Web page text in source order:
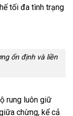
tối đa tình trạng
ổn định và liền
rung luôn giữ
chừng, kể cả